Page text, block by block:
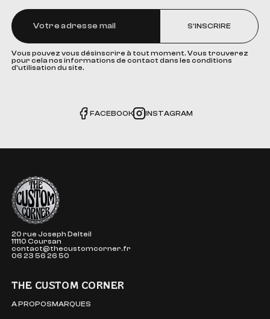
S'INSCRIRE
Vous pouvez vous désinscrire à tout moment. Vous trouverez
pour cela nos informations de contact dans les conditions
d'utilisation du site.
FACEBOOK INSTAGRAM
The Custom Corner
20 rue Joseph Delteil
11110 Coursan
contact@thecustomcorner.fr
06 23 56 26 50
THE CUSTOM CORNER
A PROPOSMARQUES